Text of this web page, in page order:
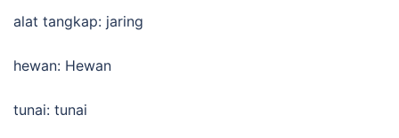
alat tangkap: jaring
hewan: Hewan
tunai: tunai